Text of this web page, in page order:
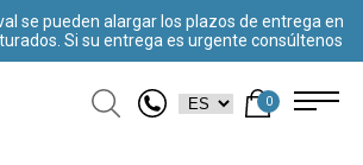
se pueden alargar los plazos de entrega en
Si su entrega es urgente consúltenos
0